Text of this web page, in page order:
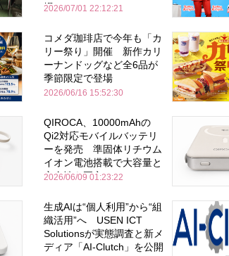
場
2026/07/01 22:12:21
コメダ珈琲店で今年も「カ
リー祭り」開催 新作カリ
ーナンドッグなど全6品が
季節限定で登場
2026/06/16 15:52:30
QIROCA、10000mAhの
Qi2対応モバイルバッテリ
ーを発売 準固体リチウム
イオン電池搭載で大容量と
安全性を両立
2026/06/09 01:23:22
生成AIは“個人利用”から“組
織活用”へ USEN ICT
Solutionsが実態調査と新メ
ディア「AI-Clutch」を公開